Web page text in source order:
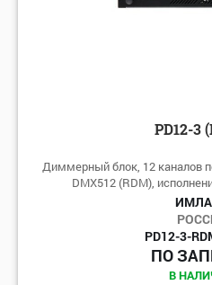
PD12-3
Диммерный блок, 12 каналов
DMX512 (RDM),
PD12-3-
ПО
В